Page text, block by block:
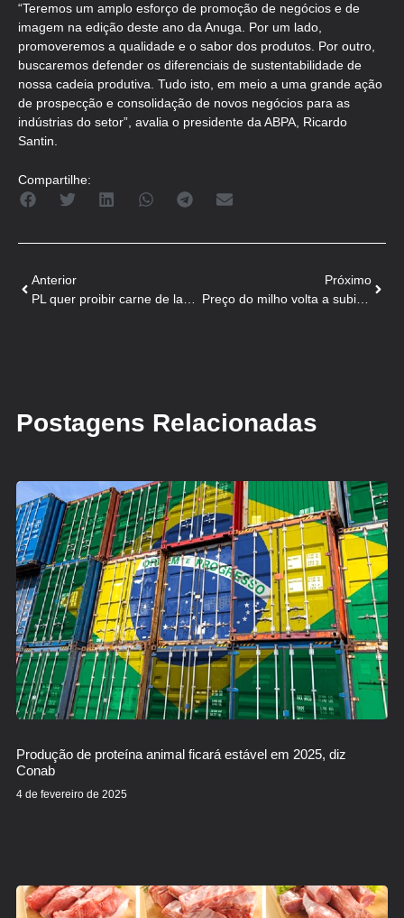
“Teremos um amplo esforço de promoção de negócios e de
imagem na edição deste ano da Anuga. Por um lado,
promoveremos a qualidade e o sabor dos produtos. Por outro,
buscaremos defender os diferenciais de sustentabilidade de
nossa cadeia produtiva. Tudo isto, em meio a uma grande ação
de prospecção e consolidação de novos negócios para as
indústrias do setor”, avalia o presidente da ABPA, Ricardo
Santin.
Compartilhe:
Anterior
Próximo
Preço do milho volta a subir com mercado externo aquecido
Postagens Relacionadas
Produção de proteína animal ficará estável em 2025, diz
Conab
4 de fevereiro de 2025